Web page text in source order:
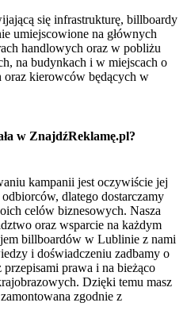
się infrastrukturę, billboardy
umiejscowione na głównych
handlowych oraz w pobliżu
na budynkach i w miejscach o
oraz kierowców będących w
w ZnajdźReklamę.pl?
kampanii jest oczywiście jej
dlatego dostarczamy
celów biznesowych. Nasza
oraz wsparcie na każdym
billboardów w Lublinie z nami
i doświadczeniu zadbamy o
prawa i na bieżąco
Dzięki temu masz
zgodnie z